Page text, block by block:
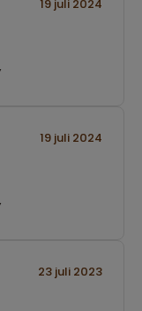
19 juli 2024
19 juli 2024
23 juli 2023